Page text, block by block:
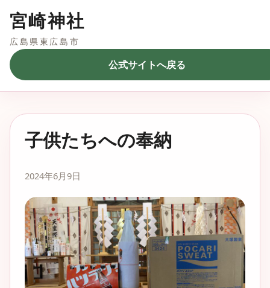
宮崎神社
広島県東広島市
公式サイトへ戻る
子供たちへの奉納
2024年6月9日